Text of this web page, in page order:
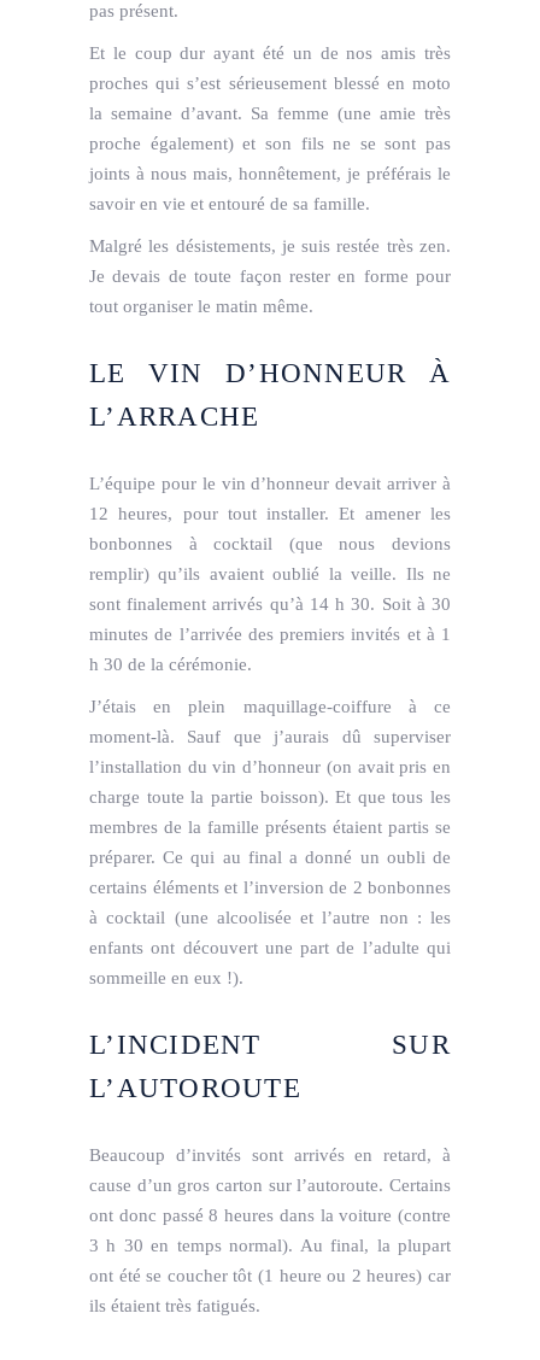
pas présent.
Et le coup dur ayant été un de nos amis très
proches qui s’est sérieusement blessé en moto
la semaine d’avant. Sa femme (une amie très
proche également) et son fils ne se sont pas
joints à nous mais, honnêtement, je préférais le
savoir en vie et entouré de sa famille.
Malgré les désistements, je suis restée très zen.
Je devais de toute façon rester en forme pour
tout organiser le matin même.
LE VIN D’HONNEUR À
L’ARRACHE
L’équipe pour le vin d’honneur devait arriver à
12 heures, pour tout installer. Et amener les
bonbonnes à cocktail (que nous devions
remplir) qu’ils avaient oublié la veille. Ils ne
sont finalement arrivés qu’à 14 h 30. Soit à 30
minutes de l’arrivée des premiers invités et à 1
h 30 de la cérémonie.
J’étais en plein maquillage-coiffure à ce
moment-là. Sauf que j’aurais dû superviser
l’installation du vin d’honneur (on avait pris en
charge toute la partie boisson). Et que tous les
membres de la famille présents étaient partis se
préparer. Ce qui au final a donné un oubli de
certains éléments et l’inversion de 2 bonbonnes
à cocktail (une alcoolisée et l’autre non : les
enfants ont découvert une part de l’adulte qui
sommeille en eux !).
L’INCIDENT SUR
L’AUTOROUTE
Beaucoup d’invités sont arrivés en retard, à
cause d’un gros carton sur l’autoroute. Certains
ont donc passé 8 heures dans la voiture (contre
3 h 30 en temps normal). Au final, la plupart
ont été se coucher tôt (1 heure ou 2 heures) car
ils étaient très fatigués.